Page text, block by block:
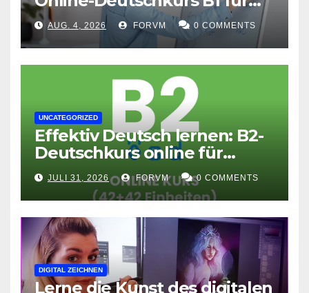
flexible Lernerfolge
AUG. 4, 2026 FORVM 0 COMMENTS
UNCATEGORIZED
Effektiv Deutsch lernen: B2-
Deutschkurs online für
Fortgeschrittene
JULI 31, 2026 FORVM 0 COMMENTS
DIGITAL ZEICHNEN
Lerne die Kunst des digitalen